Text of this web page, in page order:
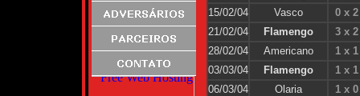
15/02/04
Vasco
0 x 2
21/02/04
Flamengo
3 x 2
28/02/04
Americano
1 x 1
03/03/04
Flamengo
1 x 1
06/03/04
Olaria
1 x 0